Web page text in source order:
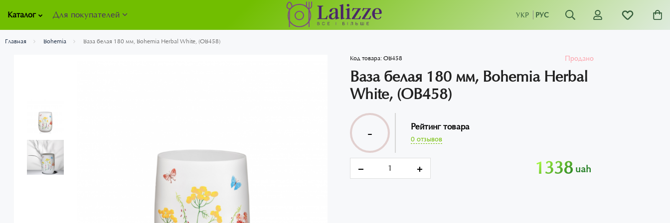
Каталог Для покупателей УКР РУС
Главная Bohemia Ваза белая 180 мм, Bohemia Herbal White, (OB458)
Код товара:OB458 Продано
Ваза белая 180 мм, Bohemia Herbal
White, (OB458)
- Рейтинг товара
0 отзывов
1338 uah